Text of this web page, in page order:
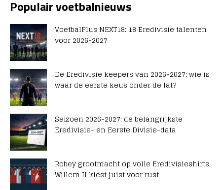
Populair voetbalnieuws
VoetbalPlus NEXT18: 18 Eredivisie talenten
voor 2026-2027
De Eredivisie keepers van 2026-2027: wie is
waar de eerste keus onder de lat?
Seizoen 2026-2027: de belangrijkste
Eredivisie- en Eerste Divisie-data
Robey grootmacht op volle Eredivisieshirts,
Willem II kiest juist voor rust